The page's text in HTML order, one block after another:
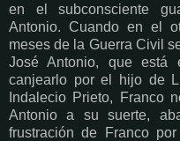
en el subconsciente
Antonio. Cuando en el
meses de la Guerra Civil
José Antonio, que está
canjearlo por el hijo de
Indalecio Prieto, Franco
Antonio a su suerte,
frustración de Franco